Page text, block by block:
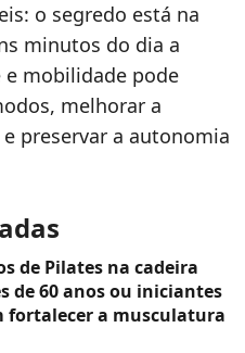
o segredo está na
minutos do dia a
e mobilidade pode
melhorar a
preservar a autonomia
de Pilates na cadeira
de 60 anos ou iniciantes
fortalecer a musculatura